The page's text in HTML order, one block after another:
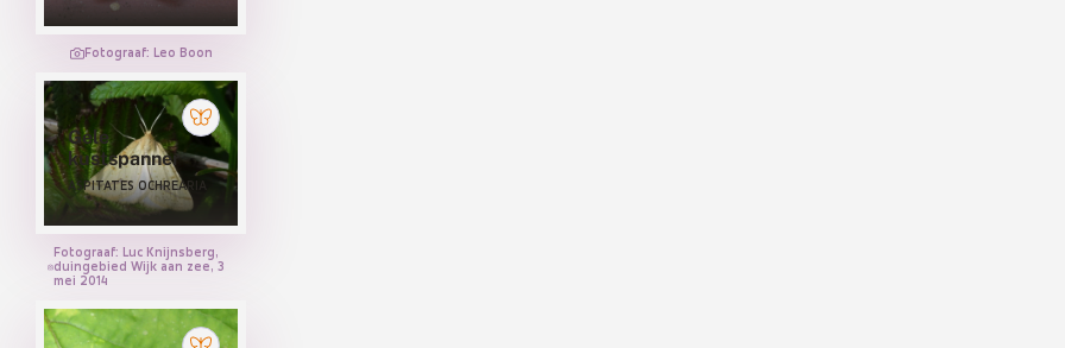
Fotograaf: Leo Boon
Gele
kustspanner
ASPITATES OCHREARIA
Fotograaf: Luc Knijnsberg,
duingebied Wijk aan zee, 3
mei 2014